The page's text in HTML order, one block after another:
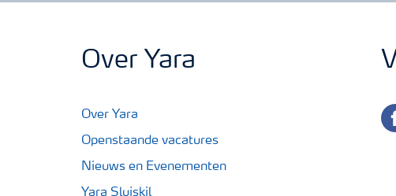
Over Yara
Over Yara
Openstaande vacatures
Nieuws en Evenementen
Yara Sluiskil